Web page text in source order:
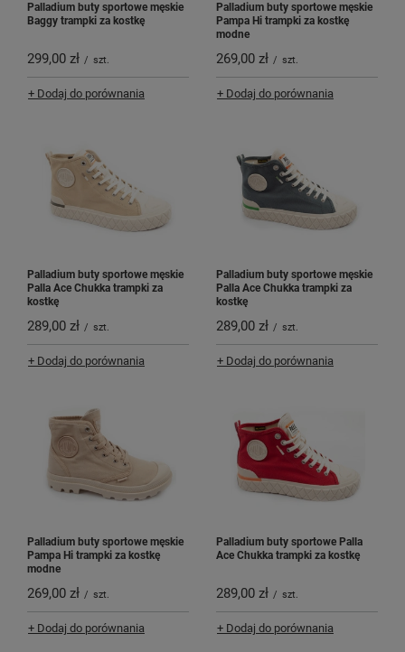
Palladium buty sportowe męskie
Baggy trampki za kostkę
299,00 zł / szt.
+ Dodaj do porównania
Palladium buty sportowe męskie
Pampa Hi trampki za kostkę
modne
269,00 zł / szt.
+ Dodaj do porównania
Palladium buty sportowe męskie
Palla Ace Chukka trampki za
kostkę
289,00 zł / szt.
+ Dodaj do porównania
Palladium buty sportowe męskie
Palla Ace Chukka trampki za
kostkę
289,00 zł / szt.
+ Dodaj do porównania
Palladium buty sportowe męskie
Pampa Hi trampki za kostkę
modne
269,00 zł / szt.
+ Dodaj do porównania
Palladium buty sportowe Palla
Ace Chukka trampki za kostkę
289,00 zł / szt.
+ Dodaj do porównania